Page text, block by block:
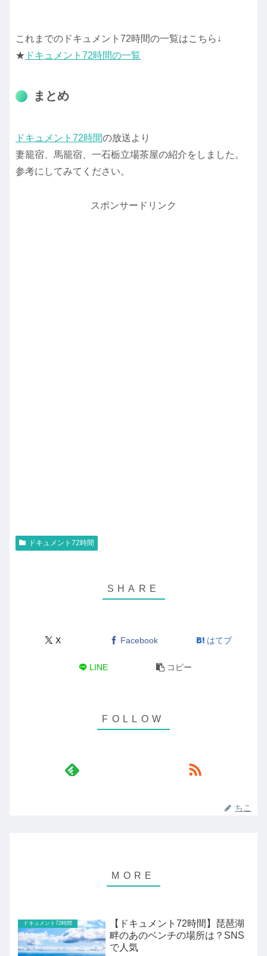
これまでのドキュメント72時間の一覧はこちら↓
★ ドキュメント72時間の一覧
まとめ
ドキュメント72時間の放送より
妻籠宿、馬籠宿、一石栃立場茶屋の紹介をしました。
参考にしてみてください。
スポンサードリンク
ドキュメント72時間
X Facebook はてブ
LINE コピー
ちこ
ドキュメント72時間
【ドキュメント72時間】琵琶湖
畔のあのベンチの場所は？SNS
で人気